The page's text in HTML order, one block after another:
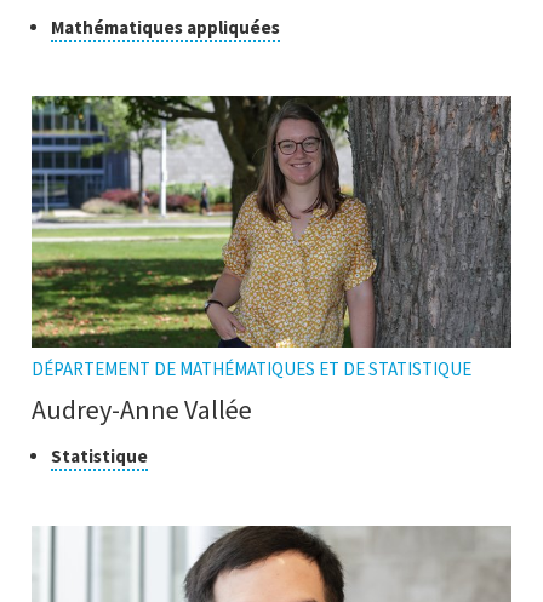
Classe
Mathématiques appliquéesCliquer
pour
l'infobulle
DÉPARTEMENT DE MATHÉMATIQUES ET DE STATISTIQUE
Audrey-Anne Vallée
Classe
StatistiqueCliquer
l'infobulle